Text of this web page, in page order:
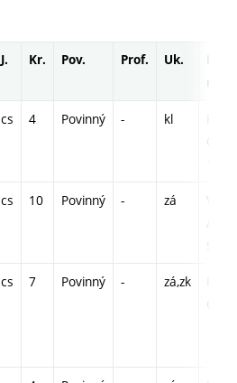
J. Kr. Pov. Prof. Uk.
cs 4 Povinný - kl
CPP -
cs 10 Povinný - zá
VB -
/
cs 7 Povinný - zá,zk
C1 -